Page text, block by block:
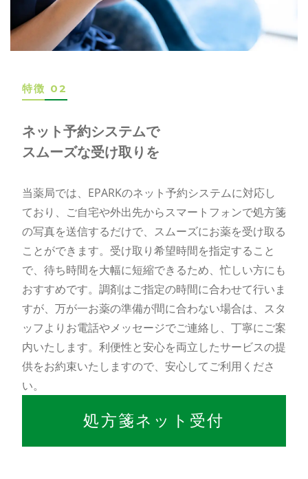
特徴 02
ネット予約システムで
スムーズな受け取りを
当薬局では、EPARKのネット予約システムに対応し
ており、ご自宅や外出先からスマートフォンで処方箋
の写真を送信するだけで、スムーズにお薬を受け取る
ことができます。受け取り希望時間を指定すること
で、待ち時間を大幅に短縮できるため、忙しい方にも
おすすめです。調剤はご指定の時間に合わせて行いま
すが、万が一お薬の準備が間に合わない場合は、スタ
ッフよりお電話やメッセージでご連絡し、丁寧にご案
内いたします。利便性と安心を両立したサービスの提
供をお約束いたしますので、安心してご利用くださ
い。
処方箋ネット受付